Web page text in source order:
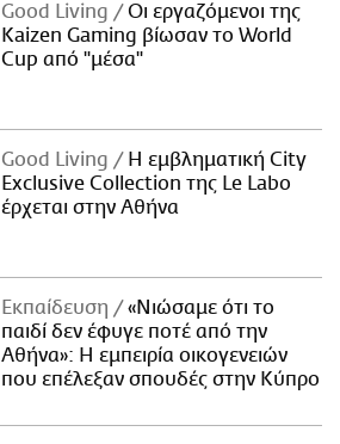
Good Living
Οι εργαζόμενοι της
Kaizen Gaming βίωσαν το World
Cup από "μέσα"
Good Living
Η εμβληματική City
Exclusive Collection της Le Labo
έρχεται στην Αθήνα
Εκπαίδευση
«Νιώσαμε ότι το
παιδί δεν έφυγε ποτέ από την
Αθήνα»: Η εμπειρία οικογενειών
που επέλεξαν σπουδές στην Κύπρο